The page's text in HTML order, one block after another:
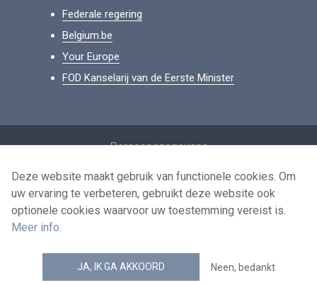
Federale regering
Belgium.be
Your Europe
FOD Kanselarij van de Eerste Minister
Persoonsgegevens
Voorwaarden voor het hergebruik
Contacteer ons
news.belgium RSS feed
Deze website maakt gebruik van functionele cookies. Om
uw ervaring te verbeteren, gebruikt deze website ook
optionele cookies waarvoor uw toestemming vereist is.
Meer info.
JA, IK GA AKKOORD Neen, bedankt